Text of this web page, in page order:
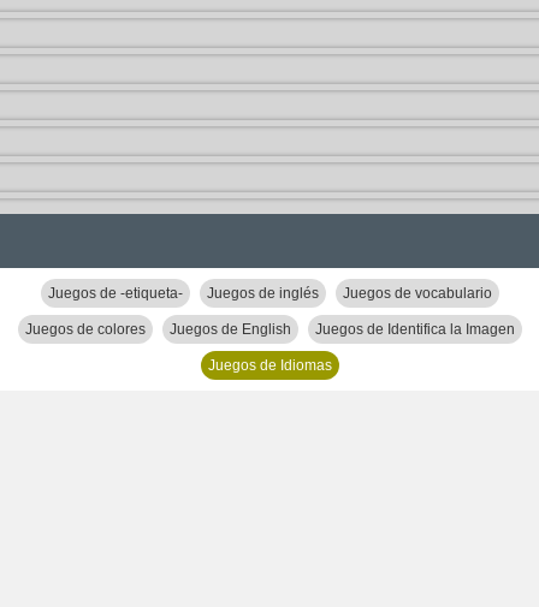
Juegos de -etiqueta- Juegos de inglés Juegos de vocabulario
Juegos de colores Juegos de English Juegos de Identifica la Imagen
Juegos de Idiomas